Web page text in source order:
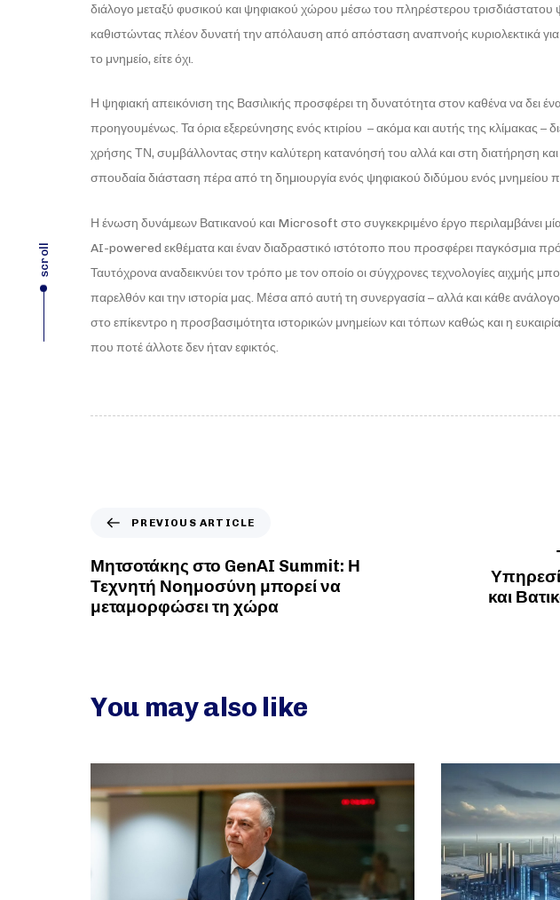
scroll
διάλογο μεταξύ φυσικού και ψηφιακού χώρου μέσω του πληρέστερου
καθιστώντας πλέον δυνατή την απόλαυση από απόσταση αναπνοής κυριολεκτικά
το μνημείο, είτε όχι.
Η ψηφιακή απεικόνιση της Βασιλικής προσφέρει τη δυνατότητα στον καθένα να δει
προηγουμένως. Τα όρια εξερεύνησης ενός κτιρίου – ακόμα και αυτής της κλίμακας –
χρήσης ΤΝ, συμβάλλοντας στην καλύτερη κατανόησή του αλλά και στη διατήρηση
σπουδαία διάσταση πέρα από τη δημιουργία ενός ψηφιακού διδύμου ενός μνημείου
Η ένωση δυνάμεων Βατικανού και Microsoft στο συγκεκριμένο έργο περιλαμβάνει
AI-powered εκθέματα και έναν διαδραστικό ιστότοπο που προσφέρει παγκόσμια
Ταυτόχρονα αναδεικνύει τον τρόπο με τον οποίο οι σύγχρονες τεχνολογίες αιχμής
παρελθόν και την ιστορία μας. Μέσα από αυτή τη συνεργασία – αλλά και κάθε
στο επίκεντρο η προσβασιμότητα ιστορικών μνημείων και τόπων καθώς και η
που ποτέ άλλοτε δεν ήταν εφικτός.
PREVIOUS ARTICLE
Μητσοτάκης στο GenAI Summit: Η
Τεχνητή Νοημοσύνη μπορεί να
μεταμορφώσει τη χώρα
και
You may also like